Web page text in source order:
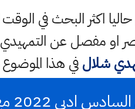
حاليا اكثر البحث في
شلالفي هذا
2022 مع الحل